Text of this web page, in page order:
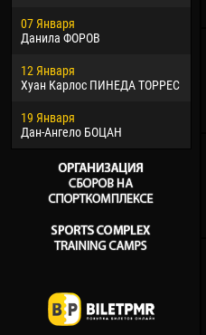
07 Января
Данила ФОРОВ
12 Января
Хуан Карлос ПИНЕДА ТОРРЕС
19 Января
Дан-Ангело БОЦАН